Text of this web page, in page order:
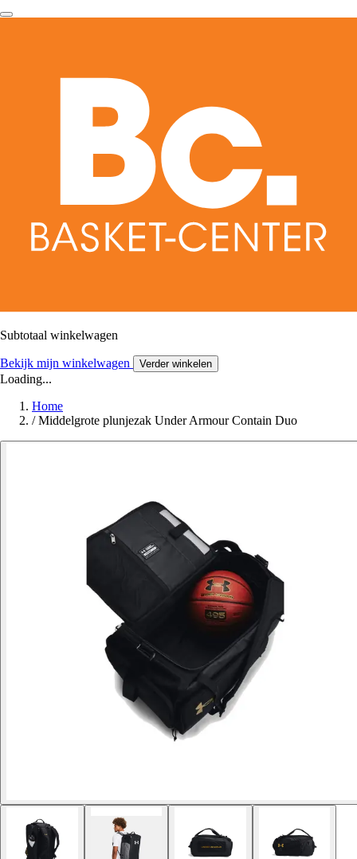
Subtotaal winkelwagen
Bekijk mijn winkelwagen Verder winkelen
Loading...
Home
/ Middelgrote plunjezak Under Armour Contain Duo